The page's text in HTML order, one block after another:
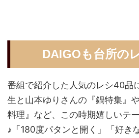
DAIGOも台所の
番組で紹介した人気のレシ40品
生と山本ゆりさんの『鍋特集』
料理』など、この時期嬉しいテ
♪「180度パタンと開く」「好き